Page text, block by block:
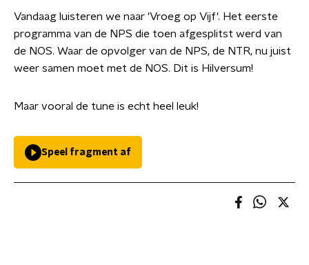
Vandaag luisteren we naar 'Vroeg op Vijf'. Het eerste
programma van de NPS die toen afgesplitst werd van
de NOS. Waar de opvolger van de NPS, de NTR, nu juist
weer samen moet met de NOS. Dit is Hilversum!
Maar vooral de tune is echt heel leuk!
Speel fragment af